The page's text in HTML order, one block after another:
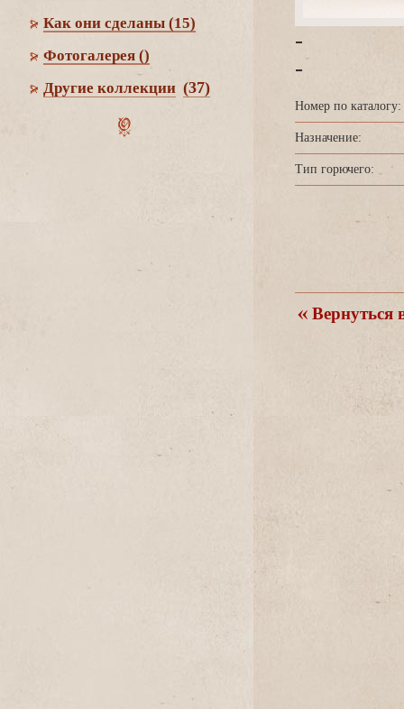
Как они сделаны (15)
Фотогалерея ()
Другие коллекции (37)
-
-
Номер по каталогу:
Назначение:
Тип горючего:
ернуться